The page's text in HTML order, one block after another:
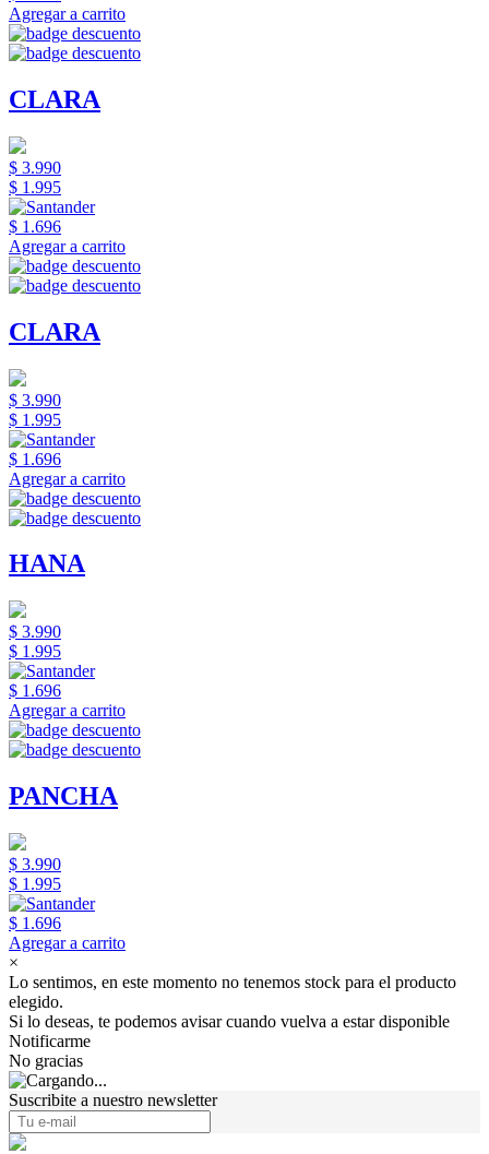
Agregar a carrito
CLARA
$ 3.990
$ 1.995
$ 1.696
Agregar a carrito
CLARA
$ 3.990
$ 1.995
$ 1.696
Agregar a carrito
HANA
$ 3.990
$ 1.995
$ 1.696
Agregar a carrito
PANCHA
$ 3.990
$ 1.995
$ 1.696
Agregar a carrito
×
Lo sentimos, en este momento no tenemos stock para el producto
elegido.
Si lo deseas, te podemos avisar cuando vuelva a estar disponible
Notificarme
No gracias
Suscribite a nuestro newsletter